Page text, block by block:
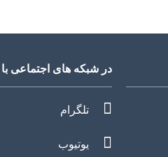
در شبکه های اجتماعی با
تلگرام
یوتیوب